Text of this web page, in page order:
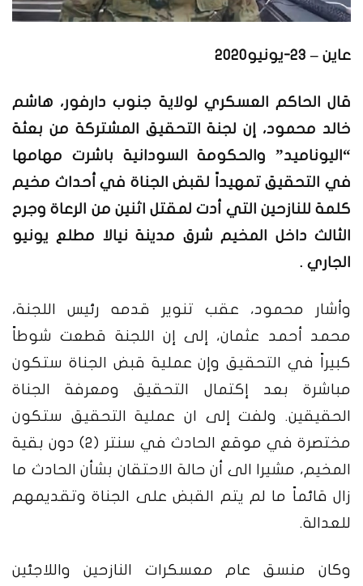
عاين – 23-يونيو2020
قال الحاكم العسكري لولاية جنوب دارفور، هاشم
خالد محمود، إن لجنة التحقيق المشتركة من بعثة
“اليوناميد” والحكومة السودانية باشرت مهامها
في التحقيق تمهيداً لقبض الجناة في أحداث مخيم
كلمة للنازحين التي أدت لمقتل اثنين من الرعاة وجرح
الثالث داخل المخيم شرق مدينة نيالا مطلع يونيو
الجاري .
وأشار محمود، عقب تنوير قدمه رئيس اللجنة،
محمد أحمد عثمان، إلى إن اللجنة قطعت شوطاً
كبيراً في التحقيق وإن عملية قبض الجناة ستكون
مباشرة بعد إكتمال التحقيق ومعرفة الجناة
الحقيقين. ولفت إلى ان عملية التحقيق ستكون
مختصرة في موقع الحادث في سنتر (٢) دون بقية
المخيم، مشيرا الى أن حالة الاحتقان بشأن الحادث ما
زال قائماً ما لم يتم القبض على الجناة وتقديمهم
للعدالة.
وكان منسق عام معسكرات النازحين واللاجئين